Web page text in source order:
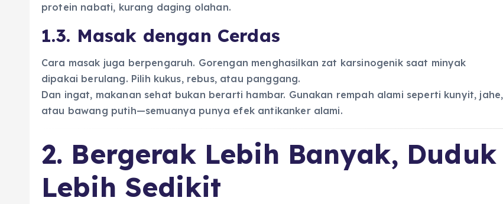
protein nabati, kurang daging olahan.
1.3. Masak dengan Cerdas
Cara masak juga berpengaruh. Gorengan menghasilkan zat karsinogenik saat minyak
dipakai berulang. Pilih kukus, rebus, atau panggang.
Dan ingat, makanan sehat bukan berarti hambar. Gunakan rempah alami seperti kunyit, jahe,
atau bawang putih—semuanya punya efek antikanker alami.
2. Bergerak Lebih Banyak, Duduk
Lebih Sedikit